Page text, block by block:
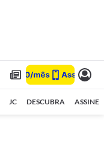
JC DESCUBRA ASSINE